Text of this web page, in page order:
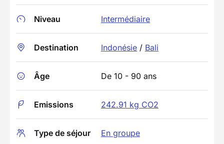
Niveau Intermédiaire
Destination Indonésie / Bali
Âge De 10 - 90 ans
Emissions 242.91 kg CO2
Type de séjour En groupe